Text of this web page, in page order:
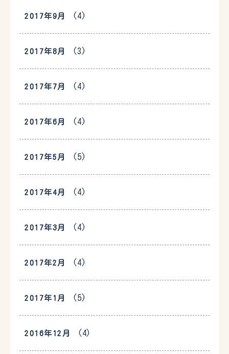
2017年9月 (4)
2017年8月 (3)
2017年7月 (4)
2017年6月 (4)
2017年5月 (5)
2017年4月 (4)
2017年3月 (4)
2017年2月 (4)
2017年1月 (5)
2016年12月 (4)